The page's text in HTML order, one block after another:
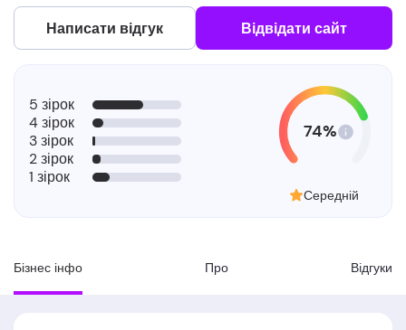
Написати відгук Відвідати сайт
Бізнес інфо Про Вiдгуки
5 зірок
4 зірок
3 зірок
2 зірок
1 зірок
74%
Середній